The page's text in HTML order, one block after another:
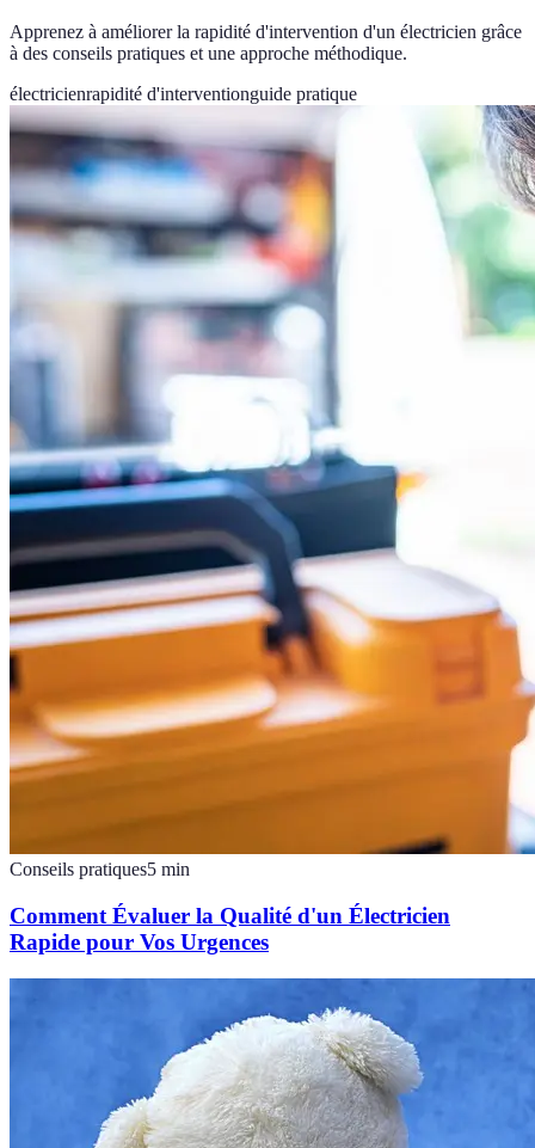
Apprenez à améliorer la rapidité d'intervention d'un électricien grâce
à des conseils pratiques et une approche méthodique.
électricienrapidité d'interventionguide pratique
Conseils pratiques5 min
Comment Évaluer la Qualité d'un Électricien
Rapide pour Vos Urgences